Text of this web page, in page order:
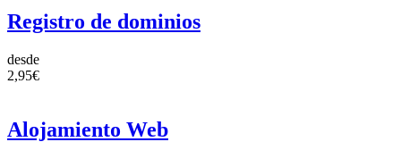
Registro de dominios
desde
2,95€
Alojamiento Web